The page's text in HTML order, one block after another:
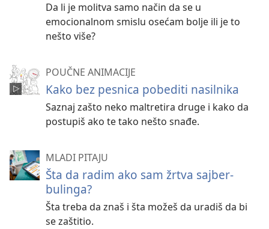
Da li je molitva samo način da se u
emocionalnom smislu osećam bolje ili je to
nešto više?
POUČNE ANIMACIJE
Kako bez pesnica pobediti nasilnika
Saznaj zašto neko maltretira druge i kako da
postupiš ako te tako nešto snađe.
MLADI PITAJU
Šta da radim ako sam žrtva sajber-
bulinga?
Šta treba da znaš i šta možeš da uradiš da bi
se zaštitio.